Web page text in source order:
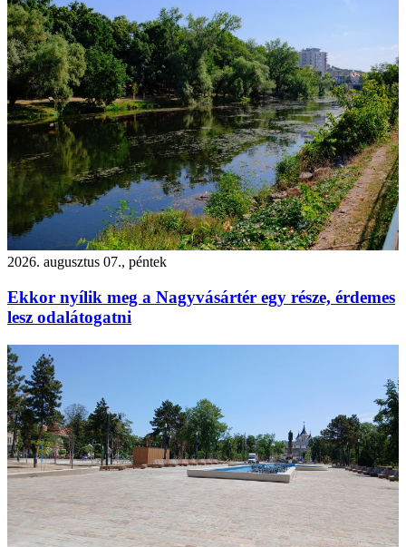
2026. augusztus 07., péntek
Ekkor nyílik meg a Nagyvásártér egy része, érdemes
lesz odalátogatni